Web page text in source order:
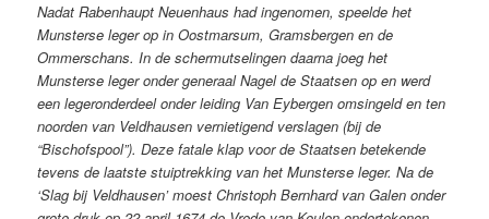
Nadat Rabenhaupt Neuenhaus had ingenomen, speelde het
Munsterse leger op in Oostmarsum, Gramsbergen en de
Ommerschans. In de schermutselingen daarna joeg het
Munsterse leger onder generaal Nagel de Staatsen op en werd
een legeronderdeel onder leiding Van Eybergen omsingeld en ten
noorden van Veldhausen vernietigend verslagen (bij de
“Bischofspool”). Deze fatale klap voor de Staatsen betekende
tevens de laatste stuiptrekking van het Munsterse leger. Na de
‘Slag bij Veldhausen’ moest Christoph Bernhard van Galen onder